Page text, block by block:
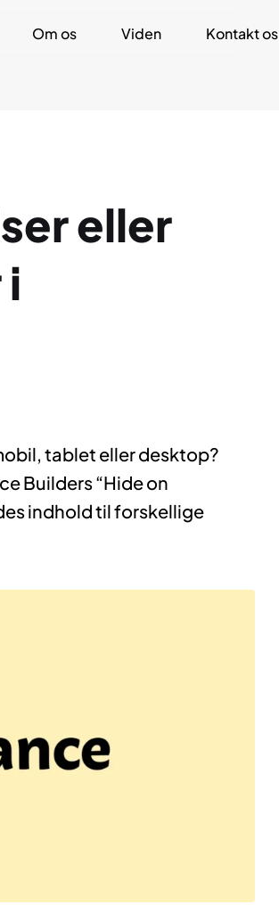
Om os Viden Kontakt os
eller
tablet eller desktop?
Builders “Hide on
indhold til forskellige